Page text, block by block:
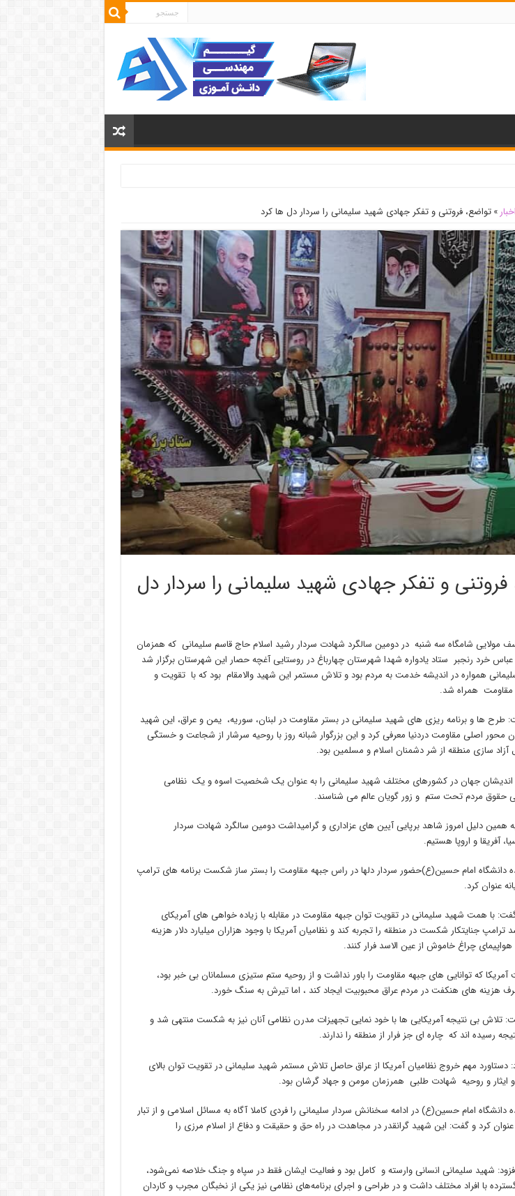
اخبار » تواضع، فروتنی و تفکر جهادی شهید سلیمانی را سردار دل ها کرد
فروتنی و تفکر جهادی شهید سلیمانی را سردار دل
مولایی شامگاه سه شنبه در دومین سالگرد شهادت سردار رشید اسلام حاج قاسم سلیمانی که همزمان
عباس خرد رنجبر ستاد یادواره شهدا شهرستان چهارباغ در روستایی آغچه حصار این شهرستان برگزار شد
همواره در اندیشه خدمت به مردم بود و تلاش مستمر این شهید والامقام بود که با تقویت و
مقاومت همراه شد.
طرح ها و برنامه ریزی های شهید سلیمانی در بستر مقاومت در لبنان، سوریه، یمن و عراق، این شهید
محور اصلی مقاومت دردنیا معرفی کرد و این بزرگوار شبانه روز با روحیه سرشار از شجاعت و خستگی
آزاد سازی منطقه از شر دشمنان اسلام و مسلمین بود.
اندیشان جهان در کشورهای مختلف شهید سلیمانی را به عنوان یک شخصیت اسوه و یک نظامی
حقوق مردم تحت ستم و زور گویان عالم می شناسند.
همین دلیل امروز شاهد برپایی آیین های عزاداری و گرامیداشت دومین سالگرد شهادت سردار
آفریقا و اروپا هستیم.
دانشگاه امام حسین‌(ع)‌حضور سردار دلها در راس جبهه مقاومت را بستر ساز شکست برنامه های ترامپ
عنوان کرد.
با همت‌ شهید سلیمانی در تقویت توان جبهه مقاومت در مقابله با زیاده خواهی های آمریکای
جنایتکار شکست در منطقه را تجربه کند و نظامیان آمریکا با وجود هزاران میلیارد دلار هزینه
چراغ خاموش از عین الاسد فرار کنند.
آمریکا که توانایی های جبهه مقاومت را باور نداشت و از روحیه ستم ستیزی مسلمانان بی خبر بود،
هزینه های هنکفت در مردم عراق محبوبیت ایجاد کند ، اما تیرش به سنگ خورد.
تلاش بی نتیجه آمریکایی ها با خود نمایی تجهیزات مدرن نظامی آنان نیز به شکست منتهی شد و
رسیده اند که چاره ای جز فرار از منطقه را ندارند.
مهم خروج نظامیان آمریکا از عراق حاصل تلاش مستمر شهید سلیمانی در تقویت توان بالای
ایثار و روحیه شهادت طلبی همرزمان مومن و جهاد گرشان بود.
دانشگاه امام حسین‌(ع)‌ در ادامه سخنانش سردار سلیمانی را فردی کاملا آگاه به مسائل اسلامی و از تبار
عنوان کرد و گفت: این شهید گرانقدر در مجاهدت در راه حق و حقیقت و دفاع از اسلام مرزی را
شهید سلیمانی انسانی وارسته و کامل بود و فعالیت ایشان فقط در سپاه و جنگ خلاصه نمی‌شود،
گسترده با افراد مختلف داشت و در طراحی و اجرای برنامه‌های نظامی نیز یکی از نخبگان مجرب و کاردان